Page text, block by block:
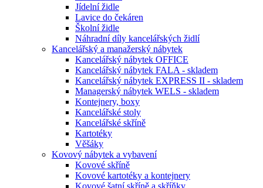
Jídelní židle
Lavice do čekáren
Školní židle
Náhradní díly kancelářských židlí
Kancelářský a manažerský nábytek
Kancelářský nábytek OFFICE
Kancelářský nábytek FALA - skladem
Kancelářský nábytek EXPRESS II - skladem
Managerský nábytek WELS - skladem
Kontejnery, boxy
Kancelářské stoly
Kancelářské skříně
Kartotéky
Věšáky
Kovový nábytek a vybavení
Kovové skříně
Kovové kartotéky a kontejnery
Kovové šatní skříně a skříňky